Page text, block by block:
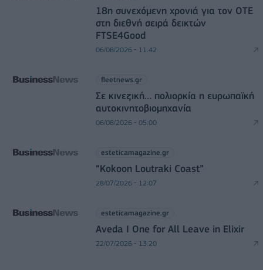
18η συνεχόμενη χρονιά για τον ΟΤΕ
στη διεθνή σειρά δεικτών
FTSE4Good
06/08/2026 - 11:42
fleetnews.gr
Σε κινεζική… πολιορκία η ευρωπαϊκή
αυτοκινητοβιομηχανία
06/08/2026 - 05:00
esteticamagazine.gr
“Kokoon Loutraki Coast”
28/07/2026 - 12:07
esteticamagazine.gr
Aveda I One for All Leave in Elixir
22/07/2026 - 13:20